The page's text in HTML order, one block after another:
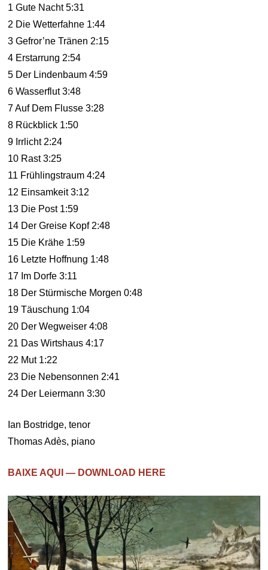
1 Gute Nacht 5:31
2 Die Wetterfahne 1:44
3 Gefror’ne Tränen 2:15
4 Erstarrung 2:54
5 Der Lindenbaum 4:59
6 Wasserflut 3:48
7 Auf Dem Flusse 3:28
8 Rückblick 1:50
9 Irrlicht 2:24
10 Rast 3:25
11 Frühlingstraum 4:24
12 Einsamkeit 3:12
13 Die Post 1:59
14 Der Greise Kopf 2:48
15 Die Krähe 1:59
16 Letzte Hoffnung 1:48
17 Im Dorfe 3:11
18 Der Stürmische Morgen 0:48
19 Täuschung 1:04
20 Der Wegweiser 4:08
21 Das Wirtshaus 4:17
22 Mut 1:22
23 Die Nebensonnen 2:41
24 Der Leiermann 3:30
Ian Bostridge, tenor
Thomas Adès, piano
BAIXE AQUI — DOWNLOAD HERE